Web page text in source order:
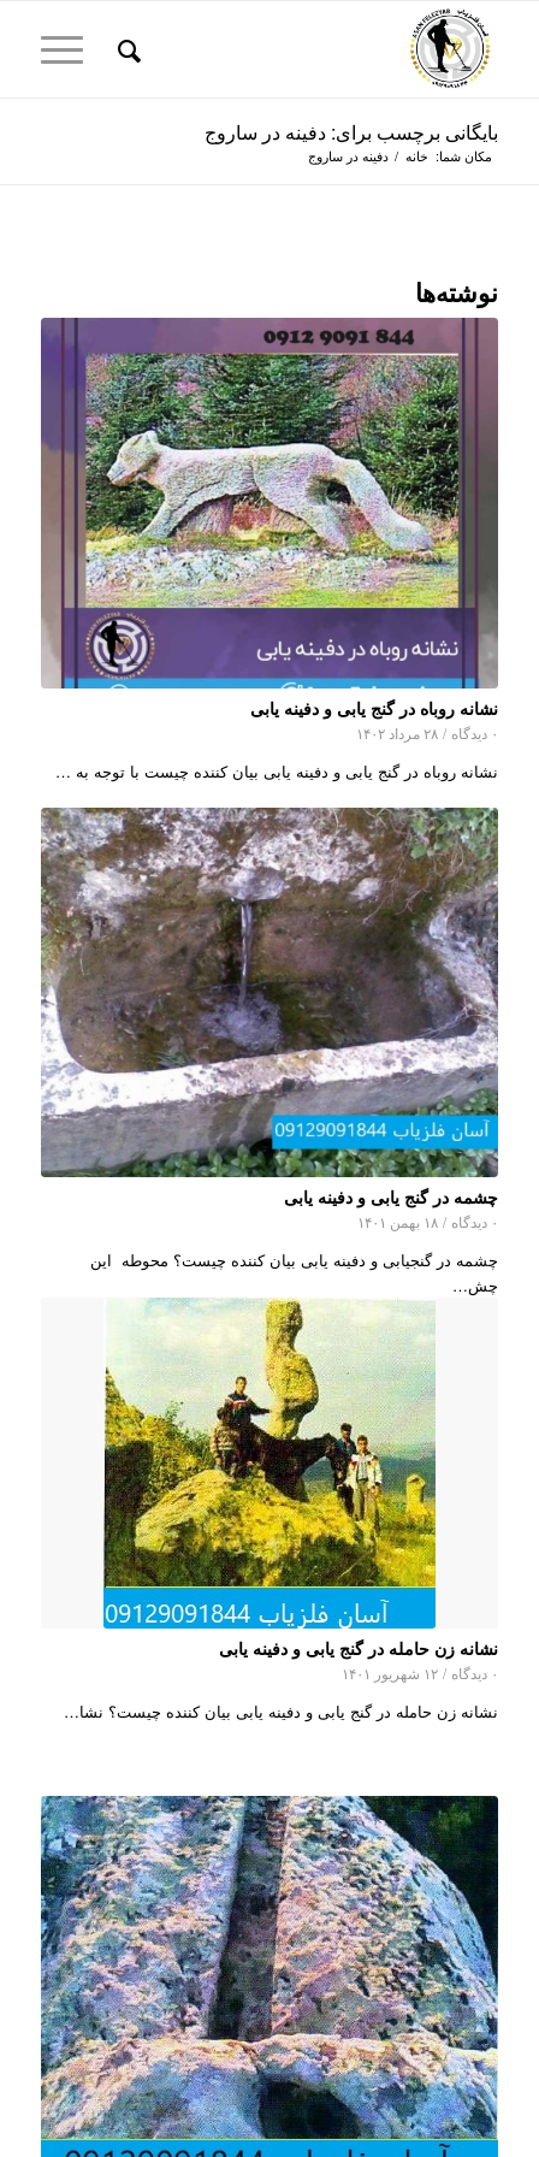
بایگانی برچسب برای: دفینه در ساروج
مکان شما: خانه / دفینه در ساروج
نوشته‌ها
نشانه روباه در گنج یابی و دفینه یابی
۰ دیدگاه / ۲۸ مرداد ۱۴۰۲
نشانه روباه در گنج یابی و دفینه یابی بیان کننده چیست با توجه به …
چشمه در گنج یابی و دفینه یابی
۰ دیدگاه / ۱۸ بهمن ۱۴۰۱
چشمه در گنجیابی و دفینه یابی بیان کننده چیست؟ محوطه این
چش…
نشانه زن حامله در گنج یابی و دفینه یابی
۰ دیدگاه / ۱۲ شهریور ۱۴۰۱
نشانه زن حامله در گنج یابی و دفینه یابی بیان کننده چیست؟ نشا…